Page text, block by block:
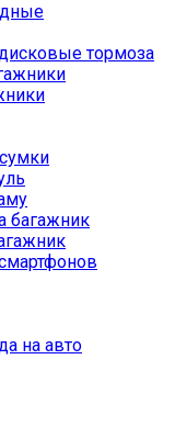
тормоза
багажник
на авто